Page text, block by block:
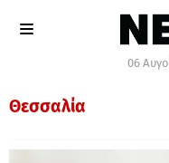
06
Θεσσαλία